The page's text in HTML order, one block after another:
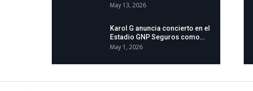
May 13, 2026
Karol G anuncia concierto en el
Estadio GNP Seguros como…
May 1, 2026